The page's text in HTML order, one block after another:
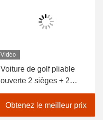
Vidéo
Voiture de golf pliable
ouverte 2 sièges + 2
sièges arrière
Obtenez le meilleur prix